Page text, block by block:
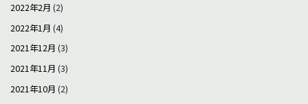
2022年2月 (2)
2022年1月 (4)
2021年12月 (3)
2021年11月 (3)
2021年10月 (2)